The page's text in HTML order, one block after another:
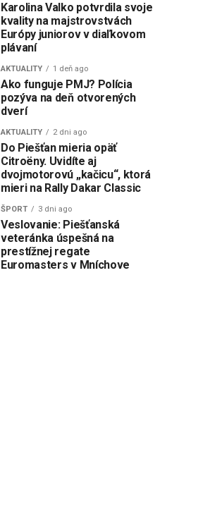
Karolina Valko potvrdila svoje
kvality na majstrovstvách
Európy juniorov v diaľkovom
plávaní
AKTUALITY 1 deň ago
Ako funguje PMJ? Polícia
pozýva na deň otvorených
dverí
AKTUALITY 2 dni ago
Do Piešťan mieria opäť
Citroëny. Uvidíte aj
dvojmotorovú „kačicu“, ktorá
mieri na Rally Dakar Classic
ŠPORT 3 dni ago
Veslovanie: Piešťanská
veteránka úspešná na
prestížnej regate
Euromasters v Mníchove